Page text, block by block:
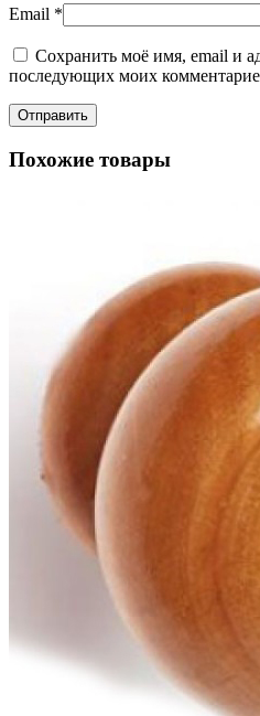
Email *
Сохранить моё имя, email и
последующих моих
Похожие товары